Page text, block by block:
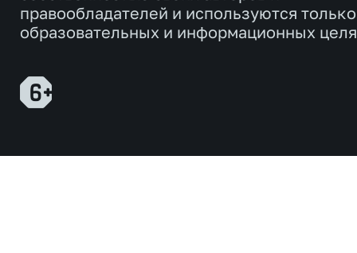
правообладателей и используются
образовательных и информационных